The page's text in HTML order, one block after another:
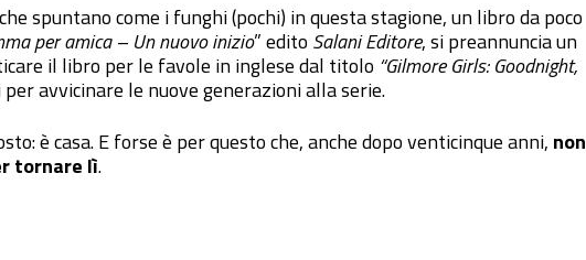
spuntano come i funghi (pochi) in questa stagione, un libro da poco
per amica – Un nuovo inizio” edito Salani Editore, si preannuncia un
il libro per le favole in inglese dal titolo “Gilmore Girls: Goodnight,
avvicinare le nuove generazioni alla serie.
è casa. E forse è per questo che, anche dopo venticinque anni, non
tornare lì.